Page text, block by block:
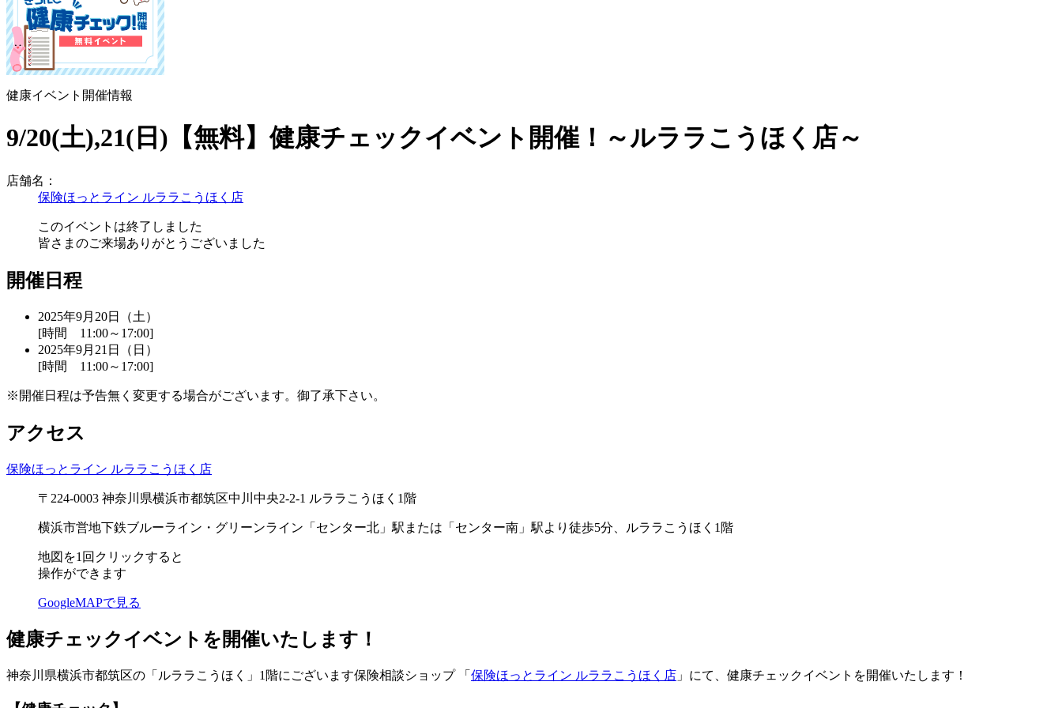
健康イベント開催情報
9/20(土),21(日)【無料】健康チェックイベント開催！～ルララこうほく店～
店舗名：
保険ほっとライン ルララこうほく店
このイベントは終了しました
皆さまのご来場ありがとうございました
開催日程
2025年9月20日（土）
[時間 11:00～17:00]
2025年9月21日（日）
[時間 11:00～17:00]
※開催日程は予告無く変更する場合がございます。御了承下さい。
アクセス
保険ほっとライン ルララこうほく店
〒224-0003 神奈川県横浜市都筑区中川中央2-2-1 ルララこうほく1階
横浜市営地下鉄ブルーライン・グリーンライン「センター北」駅または「センター南」駅より徒歩5分、ルララこうほく1階
地図を1回クリックすると
操作ができます
GoogleMAPで見る
健康チェックイベントを開催いたします！
神奈川県横浜市都筑区の「ルララこうほく」1階にございます保険相談ショップ 「 保険ほっとライン ルララこうほく店 」にて、健康チェックイベントを開催いたします！